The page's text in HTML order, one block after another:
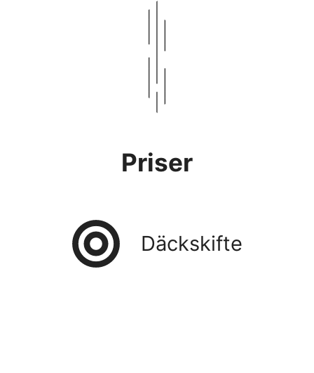
Priser
Däckskifte